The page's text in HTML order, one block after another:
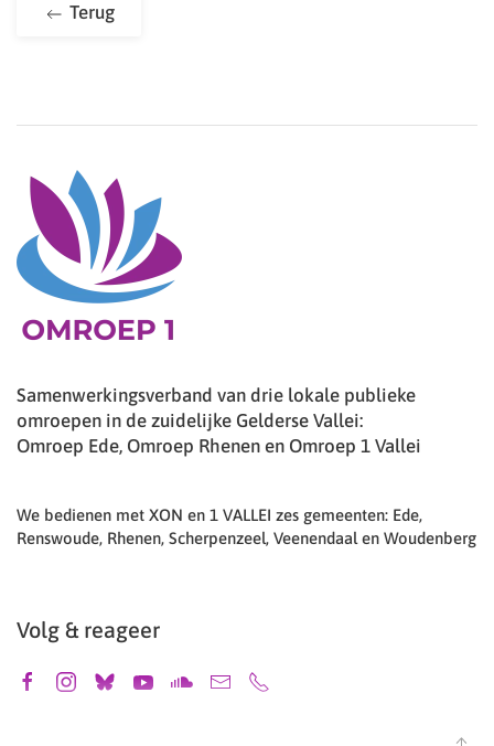
Terug
Samenwerkingsverband van drie lokale publieke
omroepen in de zuidelijke Gelderse Vallei:
Omroep Ede, Omroep Rhenen en Omroep 1 Vallei
We bedienen met XON en 1 VALLEI zes gemeenten: Ede,
Renswoude, Rhenen, Scherpenzeel, Veenendaal en Woudenberg
Volg & reageer